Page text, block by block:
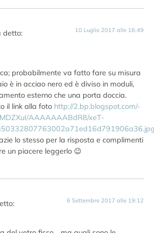
detto: 10 Luglio 2017 alle 16:49
probabilmente va fatto fare su misura
è in acciao nero ed è diviso in moduli,
esterno che una porta doccia.
il link alla foto http://2.bp.blogspot.com/-
AAAAAAABdR8/xeT-
lo stesso per la risposta e complimenti
un piacere leggerlo 😉
6 Settembre 2017 alle 19:12